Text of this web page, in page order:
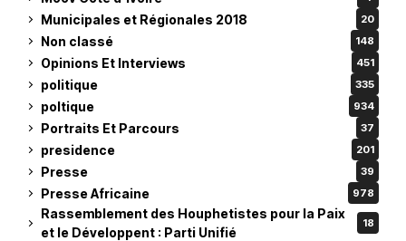
Municipales et Régionales 2018 20
Non classé 148
Opinions Et Interviews 451
politique 335
poltique 934
Portraits Et Parcours 37
presidence 201
Presse 39
Presse Africaine 978
Rassemblement des Houphetistes pour la Paix
et le Développent : Parti Unifié
18